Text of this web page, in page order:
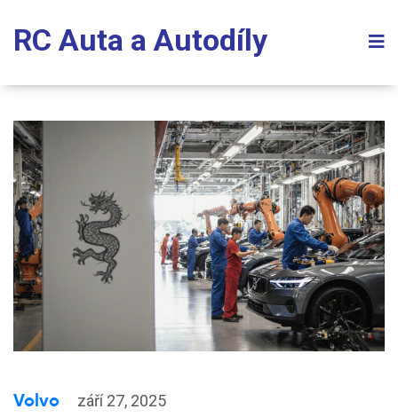
RC Auta a Autodíly
Volvo září 27, 2025